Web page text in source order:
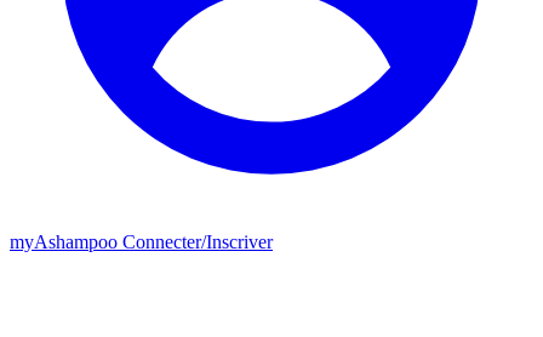
myAshampoo Connecter/Inscriver